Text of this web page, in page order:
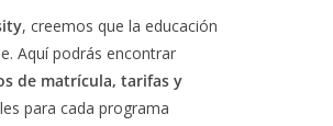
, creemos que la educación
Aquí podrás encontrar
de matrícula, tarifas y
para cada programa